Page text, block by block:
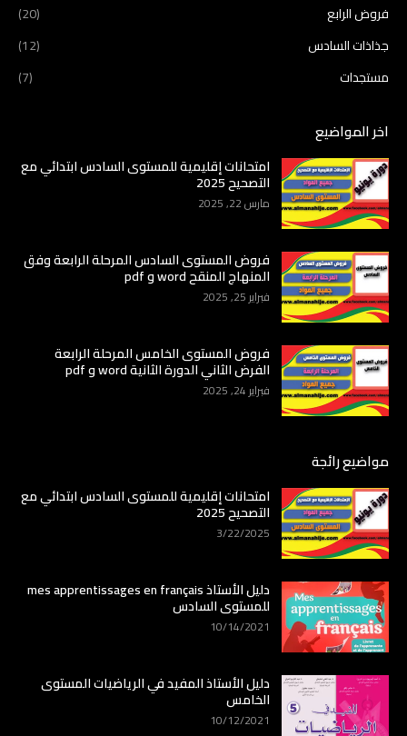
فروض الرابع
(20)
جذاذات السادس
(12)
مستجدات
(7)
اخر المواضيع
امتحانات إقليمية للمستوى السادس ابتدائي مع
التصحيح 2025
مارس 22, 2025
فروض المستوى السادس المرحلة الرابعة وفق
المنهاج المنقح word و pdf
فبراير 25, 2025
فروض المستوى الخامس المرحلة الرابعة
الفرض الثاني الدورة الثانية word و pdf
فبراير 24, 2025
مواضيع رائجة
امتحانات إقليمية للمستوى السادس ابتدائي مع
التصحيح 2025
3/22/2025
دليل الأستاذ mes apprentissages en français
للمستوى السادس
10/14/2021
دليل الأستاذ المفيد في الرياضيات المستوى
الخامس
10/12/2021